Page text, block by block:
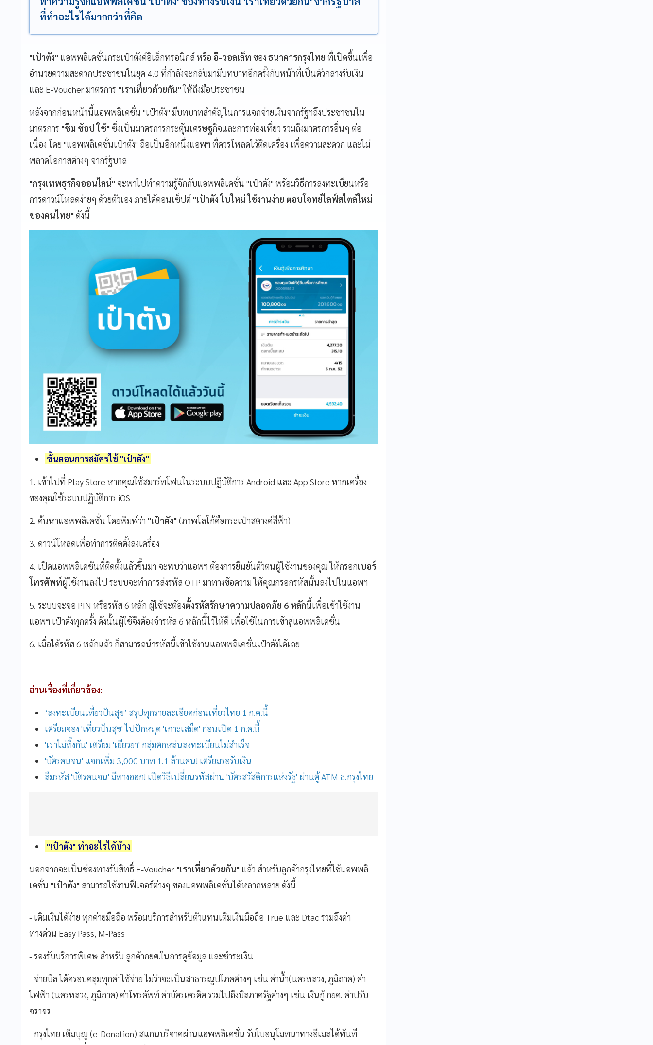
ที่ทำอะไรได้มากกว่าที่คิด
"เป๋าตัง" แอพพลิเคชั่นกระเป๋าตังค์อิเล็กทรอนิกส์ หรือ อี-วอลเล็ท ของ ธนาคารกรุงไทย ที่เปิดขึ้นเพื่อ
อำนวยความสะดวกประชาชนในยุค 4.0 ที่กำลังจะกลับมามีบทบาทอีกครั้งกับหน้าที่เป็นตัวกลางรับเงิน
และ E-Voucher มาตรการ "เราเที่ยวด้วยกัน"ให้ถึงมือประชาชน
หลังจากก่อนหน้านี้แอพพลิเคชั่น "เป๋าตัง" มีบทบาทสำคัญในการแจกจ่ายเงินจากรัฐฯถึงประชาชนใน
มาตรการ "ชิม ช้อป ใช้" ซึ่งเป็นมาตรการกระตุ้นเศรษฐกิจและการท่องเที่ยว รวมถึงมาตรการอื่นๆ ต่อ
เนื่อง โดย "แอพพลิเคชั่นเป๋าตัง" ถือเป็นอีกหนึ่งแอพฯ ที่ควรโหลดไว้ติดเครื่อง เพื่อความสะดวก และไม่
พลาดโอกาสต่างๆ จากรัฐบาล
"กรุงเทพธุรกิจออนไลน์" จะพาไปทำความรู้จักกับแอพพลิเคชั่น "เป๋าตัง" พร้อมวิธีการลงทะเบียนหรือ
การดาวน์โหลดง่ายๆ ด้วยตัวเอง ภายใต้คอนเซ็ปต์ "เป๋าตัง ใบใหม่ ใช้งานง่าย ตอบโจทย์ไลฟ์สไตล์ใหม่
ของคนไทย" ดังนี้
ขั้นตอนการสมัครใช้ "เป๋าตัง"
1. เข้าไปที่ Play Store หากคุณใช้สมาร์ทโฟนในระบบปฏิบัติการ Android และ App Store หากเครื่อง
ของคุณใช้ระบบปฏิบัติการ iOS
2. ค้นหาแอพพลิเคชั่น โดยพิมพ์ว่า "เป๋าตัง" (ภาพโลโก้คือกระเป๋าสตางค์สีฟ้า)
3. ดาวน์โหลดเพื่อทำการติดตั้งลงเครื่อง
4. เปิดแอพพลิเคชันที่ติดตั้งแล้วขึ้นมา จะพบว่าแอพฯ ต้องการยืนยันตัวตนผู้ใช้งานของคุณ ให้กรอกเบอร์
โทรศัพท์ผู้ใช้งานลงไป ระบบจะทำการส่งรหัส OTP มาทางข้อความ ให้คุณกรอกรหัสนั้นลงไปในแอพฯ
5. ระบบจะขอ PIN หรือรหัส 6 หลัก ผู้ใช้จะต้องตั้งรหัสรักษาความปลอดภัย 6 หลักนี้เพื่อเข้าใช้งาน
แอพฯ เป๋าตังทุกครั้ง ดังนั้นผู้ใช้จึงต้องจำรหัส 6 หลักนี้ไว้ให้ดี เพื่อใช้ในการเข้าสู่แอพพลิเคชั่น
6. เมื่อได้รหัส 6 หลักแล้ว ก็สามารถนำรหัสนี้เข้าใช้งานแอพพลิเคชั่นเป๋าตังได้เลย
อ่านเรื่องที่เกี่ยวข้อง:
‘ลงทะเบียนเที่ยวปันสุข’ สรุปทุกรายละเอียดก่อนเที่ยวไทย 1 ก.ค.นี้
เตรียมจอง 'เที่ยวปันสุข' ไปปักหมุด 'เกาะเสม็ด' ก่อนเปิด 1 ก.ค.นี้
'เราไม่ทิ้งกัน' เตรียม 'เยียวยา' กลุ่มตกหล่นลงทะเบียนไม่สำเร็จ
'บัตรคนจน' แจกเพิ่ม 3,000 บาท 1.1 ล้านคน! เตรียมรอรับเงิน
ลืมรหัส 'บัตรคนจน' มีทางออก! เปิดวิธีเปลี่ยนรหัสผ่าน 'บัตรสวัสดิการแห่งรัฐ' ผ่านตู้ ATM ธ.กรุงไทย
"เป๋าตัง" ทำอะไรได้บ้าง
นอกจากจะเป็นช่องทางรับสิทธิ์ E-Voucher "เราเที่ยวด้วยกัน" แล้ว สำหรับลูกค้ากรุงไทยที่ใช้แอพพลิ
เคชั่น "เป๋าตัง" สามารถใช้งานฟีเจอร์ต่างๆ ของแอพพลิเคชั่นได้หลากหลาย ดังนี้
- เติมเงินได้ง่าย ทุกค่ายมือถือ พร้อมบริการสำหรับตัวแทนเติมเงินมือถือ True และ Dtac รวมถึงค่า
ทางด่วน Easy Pass, M-Pass
- รองรับบริการพิเศษ สำหรับ ลูกค้ากยศ.ในการดูข้อมูล และชำระเงิน
- จ่ายบิล ได้ครอบคลุมทุกค่าใช้จ่าย ไม่ว่าจะเป็นสาธารณูปโภคต่างๆ เช่น ค่าน้ำ(นครหลวง, ภูมิภาค) ค่า
ไฟฟ้า (นครหลวง, ภูมิภาค) ค่าโทรศัพท์ ค่าบัตรเครดิต รวมไปถึงบิลภาครัฐต่างๆ เช่น เงินกู้ กยศ. ค่าปรับ
จราจร
- กรุงไทย เติมบุญ (e-Donation) สแกนบริจาคผ่านแอพพลิเคชั่น รับใบอนุโมทนาทางอีเมลได้ทันที